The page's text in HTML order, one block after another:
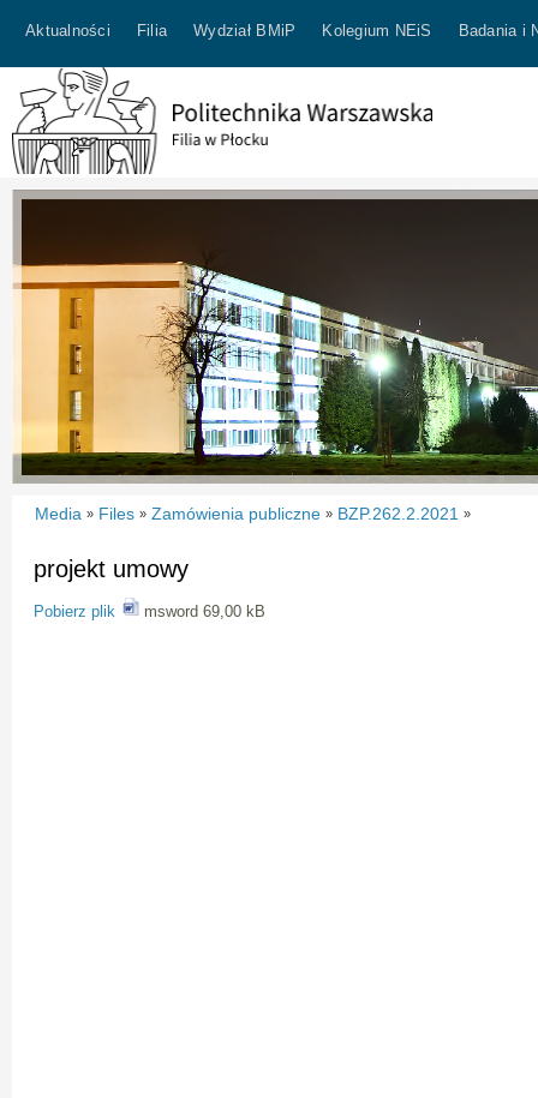
Aktualności Filia Wydział BMiP Kolegium NEiS Badania i
Media » Files » Zamówienia publiczne » BZP.262.2.2021 »
projekt umowy
Pobierz plik msword 69,00 kB